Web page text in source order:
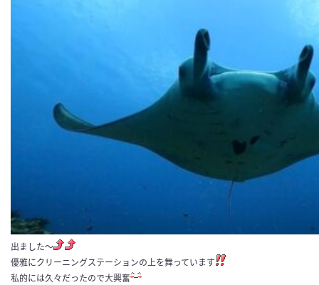
出ました～
優雅にクリーニングステーションの上を舞っています
私的には久々だったので大興奮